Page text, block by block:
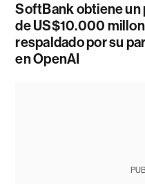
SoftBank obtiene un
de US$10.000
respaldado por su
en OpenAI